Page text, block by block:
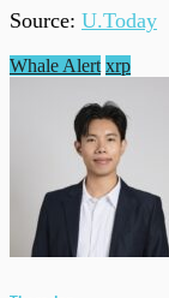
Source: U.Today
Whale Alert xrp